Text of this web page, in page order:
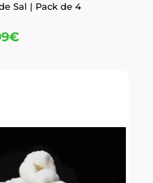
Sal | Pack de 4
€